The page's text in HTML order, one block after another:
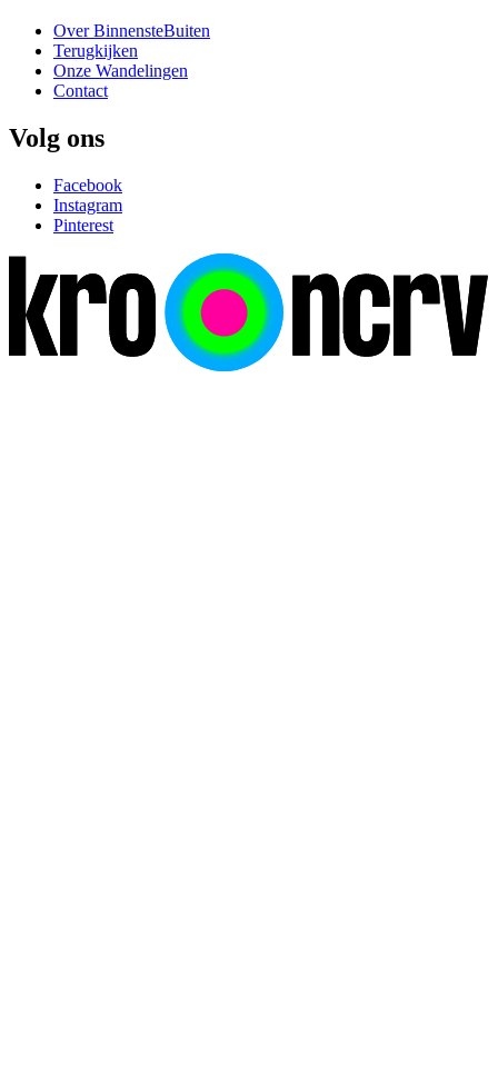
Over BinnensteBuiten
Terugkijken
Onze Wandelingen
Contact
Volg ons
Facebook
Instagram
Pinterest